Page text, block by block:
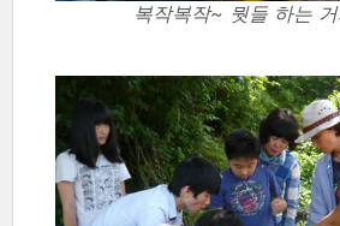
복작복작~ 뭣들 하는